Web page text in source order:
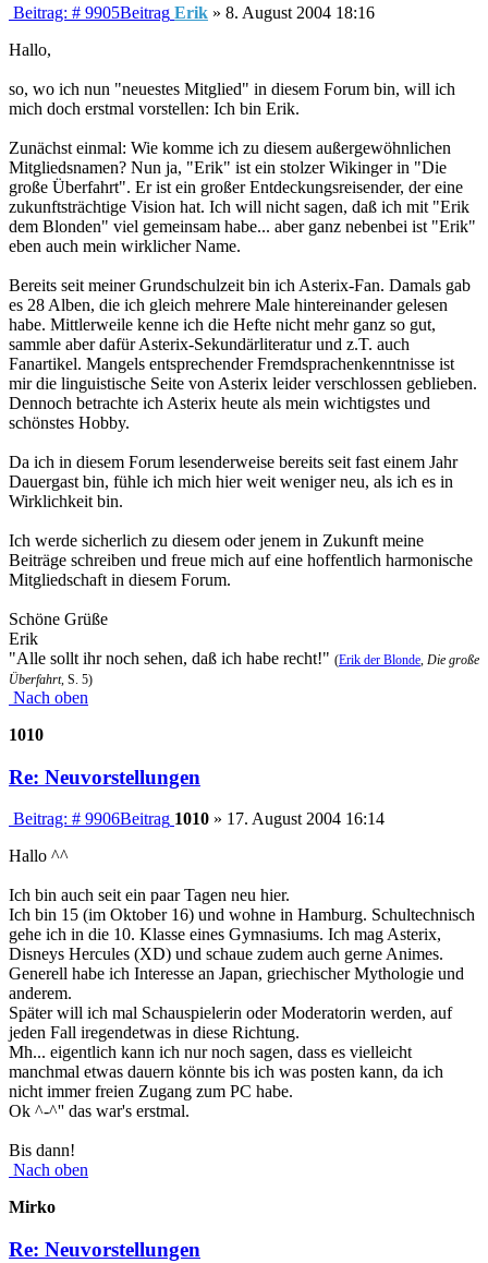
Beitrag: # 9905Beitrag Erik » 8. August 2004 18:16
Hallo,
so, wo ich nun "neuestes Mitglied" in diesem Forum bin, will ich
mich doch erstmal vorstellen: Ich bin Erik.
Zunächst einmal: Wie komme ich zu diesem außergewöhnlichen
Mitgliedsnamen? Nun ja, "Erik" ist ein stolzer Wikinger in "Die
große Überfahrt". Er ist ein großer Entdeckungsreisender, der eine
zukunftsträchtige Vision hat. Ich will nicht sagen, daß ich mit "Erik
dem Blonden" viel gemeinsam habe... aber ganz nebenbei ist "Erik"
eben auch mein wirklicher Name.
Bereits seit meiner Grundschulzeit bin ich Asterix-Fan. Damals gab
es 28 Alben, die ich gleich mehrere Male hintereinander gelesen
habe. Mittlerweile kenne ich die Hefte nicht mehr ganz so gut,
sammle aber dafür Asterix-Sekundärliteratur und z.T. auch
Fanartikel. Mangels entsprechender Fremdsprachenkenntnisse ist
mir die linguistische Seite von Asterix leider verschlossen geblieben.
Dennoch betrachte ich Asterix heute als mein wichtigstes und
schönstes Hobby.
Da ich in diesem Forum lesenderweise bereits seit fast einem Jahr
Dauergast bin, fühle ich mich hier weit weniger neu, als ich es in
Wirklichkeit bin.
Ich werde sicherlich zu diesem oder jenem in Zukunft meine
Beiträge schreiben und freue mich auf eine hoffentlich harmonische
Mitgliedschaft in diesem Forum.
Schöne Grüße
Erik
"Alle sollt ihr noch sehen, daß ich habe recht!" (Erik der Blonde, Die große
Überfahrt, S. 5)
Nach oben
1010
Re: Neuvorstellungen
Beitrag: # 9906Beitrag 1010 » 17. August 2004 16:14
Hallo ^^
Ich bin auch seit ein paar Tagen neu hier.
Ich bin 15 (im Oktober 16) und wohne in Hamburg. Schultechnisch
gehe ich in die 10. Klasse eines Gymnasiums. Ich mag Asterix,
Disneys Hercules (XD) und schaue zudem auch gerne Animes.
Generell habe ich Interesse an Japan, griechischer Mythologie und
anderem.
Später will ich mal Schauspielerin oder Moderatorin werden, auf
jeden Fall iregendetwas in diese Richtung.
Mh... eigentlich kann ich nur noch sagen, dass es vielleicht
manchmal etwas dauern könnte bis ich was posten kann, da ich
nicht immer freien Zugang zum PC habe.
Ok ^-^'' das war's erstmal.
Bis dann!
Nach oben
Mirko
Re: Neuvorstellungen